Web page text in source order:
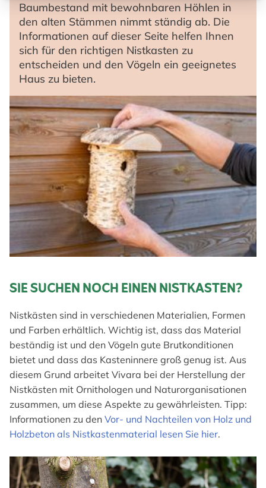
Baumbestand mit bewohnbaren Höhlen in
den alten Stämmen nimmt ständig ab. Die
Informationen auf dieser Seite helfen Ihnen
sich für den richtigen Nistkasten zu
entscheiden und den Vögeln ein geeignetes
Haus zu bieten.
SIE SUCHEN NOCH EINEN NISTKASTEN?
Nistkästen sind in verschiedenen Materialien, Formen
und Farben erhältlich. Wichtig ist, dass das Material
beständig ist und den Vögeln gute Brutkonditionen
bietet und dass das Kasteninnere groß genug ist. Aus
diesem Grund arbeitet Vivara bei der Herstellung der
Nistkästen mit Ornithologen und Naturorganisationen
zusammen, um diese Aspekte zu gewährleisten. Tipp:
Informationen zu den Vor- und Nachteilen von Holz und
Holzbeton als Nistkastenmaterial lesen Sie hier.